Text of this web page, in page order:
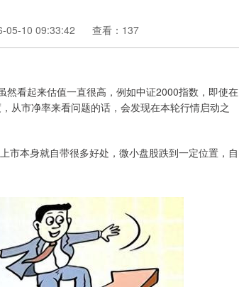
05-10 09:33:42 查看：137
看起来估值一直很高，例如中证2000指数，即使在
从市净率来看问题的话，会发现在本轮行情启动之
市本身就自带很多好处，微小盘股跌到一定位置，自